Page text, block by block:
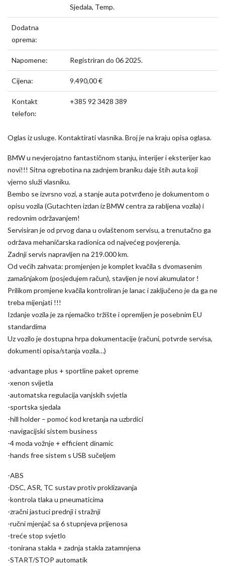
Sjedala, Temp.
Dodatna
oprema:
Napomene: Registriran do 06 2025.
Cijena: 9.490,00 €
Kontakt
telefon:
+385 92 3428 389
Oglas iz usluge. Kontaktirati vlasnika. Broj je na kraju opisa oglasa.
BMW u nevjerojatno fantastičnom stanju, interijer i eksterijer kao
novi!!! Sitna ogrebotina na zadnjem braniku daje štih auta koji
vjerno služi vlasniku.
Bembo se izvrsno vozi, a stanje auta potvrđeno je dokumentom o
opisu vozila (Gutachten izdan iz BMW centra za rabljena vozila) i
redovnim održavanjem!
Servisiran je od prvog dana u ovlaštenom servisu, a trenutačno ga
održava mehaničarska radionica od najvećeg povjerenja.
Zadnji servis napravljen na 219.000 km.
Od većih zahvata: promjenjen je komplet kvačila s dvomasenim
zamašnjakom (posjedujem račun), stavljen je novi akumulator !
Prilikom promjene kvačila kontroliran je lanac i zaključeno je da ga ne
treba mijenjati !!!
Izdanje vozila je za njemačko tržište i opremljen je posebnim EU
standardima
Uz vozilo je dostupna hrpa dokumentacije (računi, potvrde servisa,
dokumenti opisa/stanja vozila…)
-advantage plus + sportline paket opreme
-xenon svijetla
-automatska regulacija vanjskih svjetla
-sportska sjedala
-hill holder – pomoć kod kretanja na uzbrdici
-navigacijski sistem business
-4 moda vožnje + efficient dinamic
-hands free sistem s USB sučeljem
-ABS
-DSC, ASR, TC sustav protiv proklizavanja
-kontrola tlaka u pneumaticima
-zračni jastuci prednji i stražnji
-ručni mjenjač sa 6 stupnjeva prijenosa
-treće stop svjetlo
-tonirana stakla + zadnja stakla zatamnjena
-START/STOP automatik